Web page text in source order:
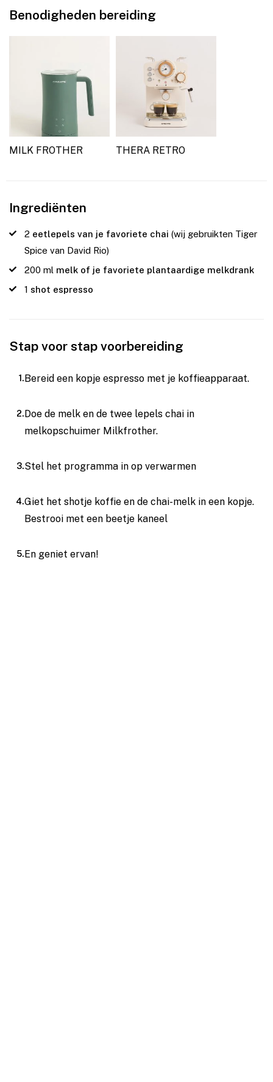
Benodigheden bereiding
MILK FROTHER THERA RETRO
Ingrediënten
2 eetlepels van je favoriete chai (wij gebruikten Tiger
Spice van David Rio)
200 ml melk of je favoriete plantaardige melkdrank
1 shot espresso
Stap voor stap voorbereiding
Bereid een kopje espresso met je koffieapparaat.
Doe de melk en de twee lepels chai in
melkopschuimer Milkfrother.
Stel het programma in op verwarmen
Giet het shotje koffie en de chai-melk in een kopje.
Bestrooi met een beetje kaneel
En geniet ervan!